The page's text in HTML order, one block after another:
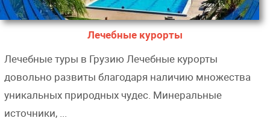
Лечебные курорты
Лечебные туры в Грузию Лечебные курорты
довольно развиты благодаря наличию множества
уникальных природных чудес. Минеральные
источники, ...